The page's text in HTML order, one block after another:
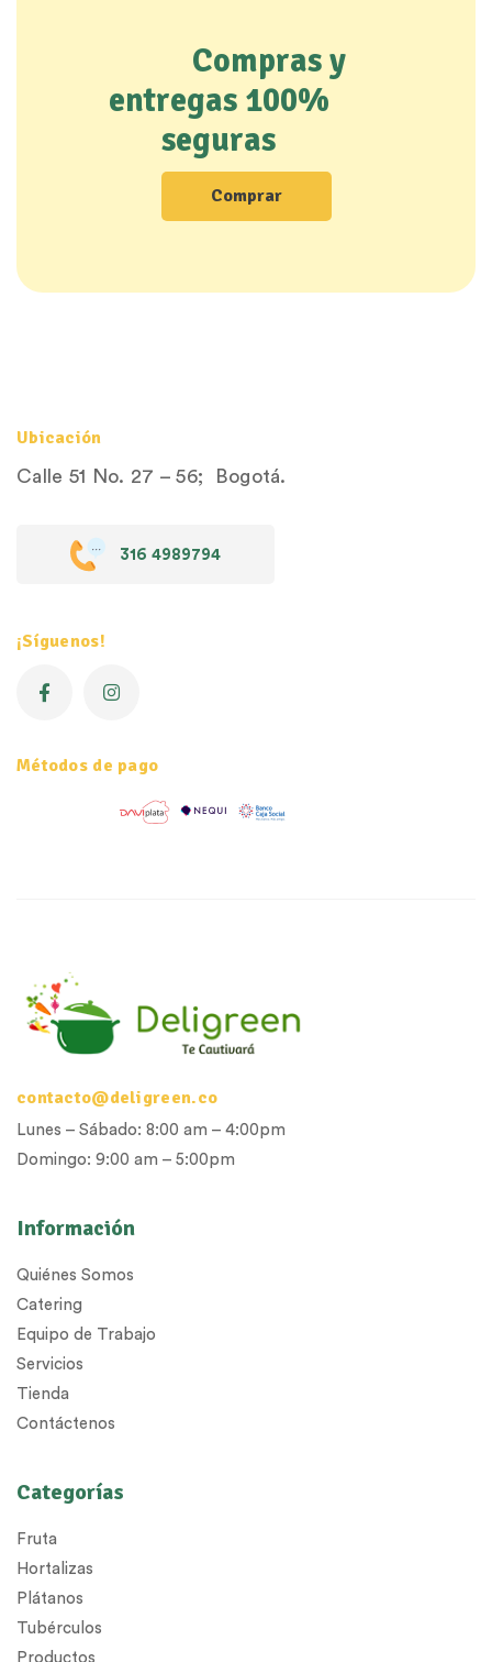
Compras y
entregas 100%
seguras
Comprar
Ubicación
Calle 51 No. 27 – 56; Bogotá.
316 4989794
¡Síguenos!
Métodos de pago
Información
Quiénes Somos
Catering
Equipo de Trabajo
Servicios
Tienda
Contáctenos
Categorías
Fruta
Hortalizas
Plátanos
Tubérculos
Productos
contacto@deligreen.co
Lunes – Sábado: 8:00 am – 4:00pm
Domingo: 9:00 am – 5:00pm